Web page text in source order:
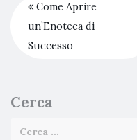
Come Aprire
un’Enoteca di
Successo
Cerca